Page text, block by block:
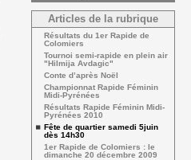
Articles de la rubrique
Résultats du 1er Rapide de
Colomiers
Tournoi semi-rapide en plein air
"Hilmija Avdagic"
Conte d’après Noël
Championnat Rapide Féminin
Midi-Pyrénées
Résultats Rapide Féminin Midi-
Pyrénées 2010
Fête de quartier samedi 5juin
dès 14h30
1er Rapide de Colomiers : le
dimanche 20 décembre 2009